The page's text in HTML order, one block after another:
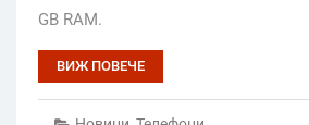
GB RAM.
ВИЖ ПОВЕЧЕ